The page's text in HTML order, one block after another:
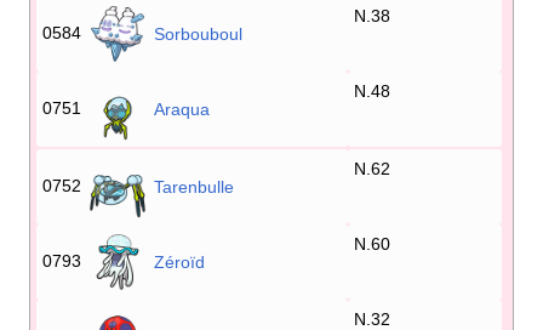
0584 Sorbouboul
N.38
0751 Araqua
N.48
0752 Tarenbulle
N.62
0793 Zéroïd
N.60
N.32